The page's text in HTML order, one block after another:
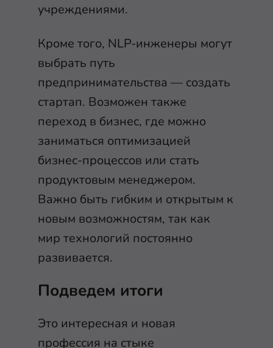
учреждениями.
Кроме того, NLP-инженеры могут
выбрать путь
предпринимательства — создать
стартап. Возможен также
переход в бизнес, где можно
заниматься оптимизацией
бизнес-процессов или стать
продуктовым менеджером.
Важно быть гибким и открытым к
новым возможностям, так как
мир технологий постоянно
развивается.
Подведем итоги
Это интересная и новая
профессия на стыке